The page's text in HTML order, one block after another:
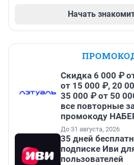
Начать
Скидка 6 000 ₽
от 15 000 ₽, 20
35 000 ₽ от 50
все повторные
промокоду
До 31 августа, 2026
35 дней
подписке Иви
пользователей